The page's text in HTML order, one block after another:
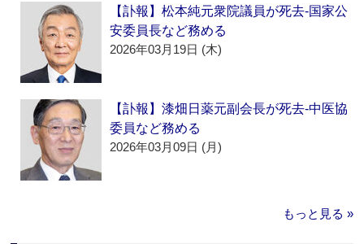
【訃報】松本純元衆院議員が死去‐国家公
安委員長など務める
2026年03月19日 (木)
【訃報】漆畑日薬元副会長が死去‐中医協
委員など務める
2026年03月09日 (月)
もっと見る »